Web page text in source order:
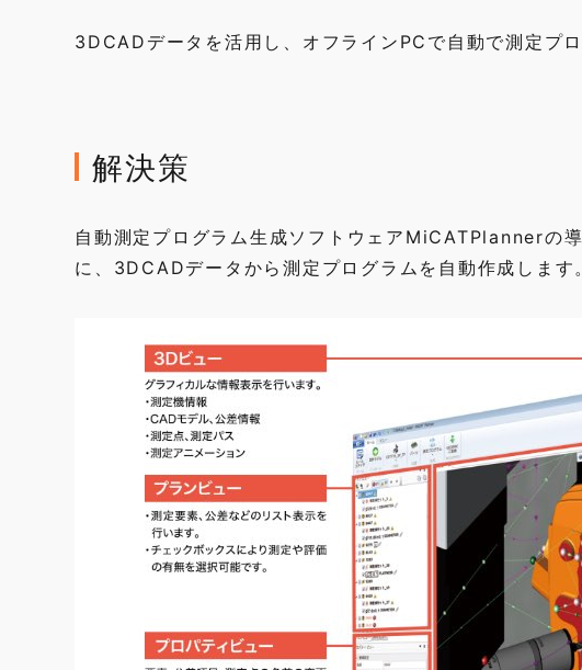
3DCADデータを活用し、オフラインPCで自動で測定プロ
解決策
自動測定プログラム生成ソフトウェアMiCATPlannerの
に、3DCADデータから測定プログラムを自動作成します。